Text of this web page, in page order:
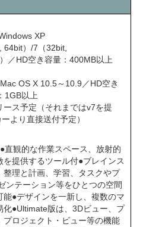
XP
64bit）/7（32bit,
／HD空き容量：400MB以上
OS X 10.5～10.9／HD空き
1GB以上
ス予定（それまではv7を提
より直接送付予定）
直観的な作業スペース、放射的
提供するツール付●ブレインス
整理と計画、学習、タスクやプ
ンテーション等をひとつの空間
●デザインを一新し、複数のマ
化●Ultimate版は、3Dビュー、プ
プロジェクト・ビュー等の機能